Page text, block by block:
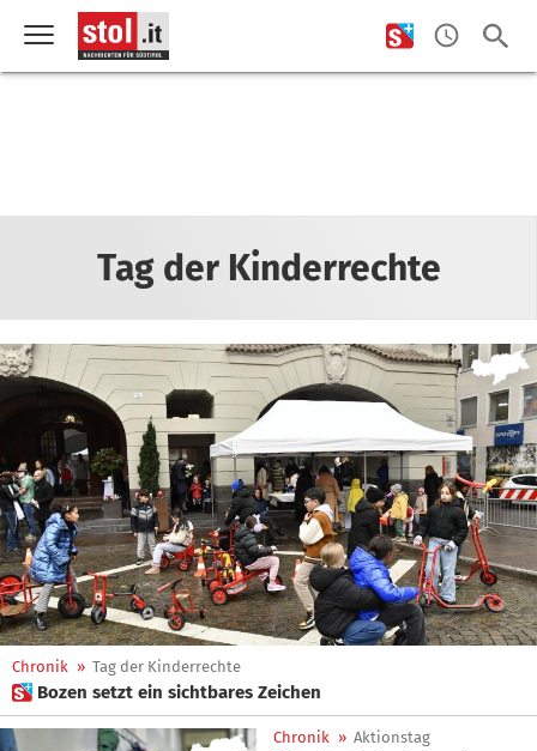
Tag der Kinderrechte
Chronik » Tag der Kinderrechte
 Bozen setzt ein sichtbares Zeichen
Chronik » Aktionstag